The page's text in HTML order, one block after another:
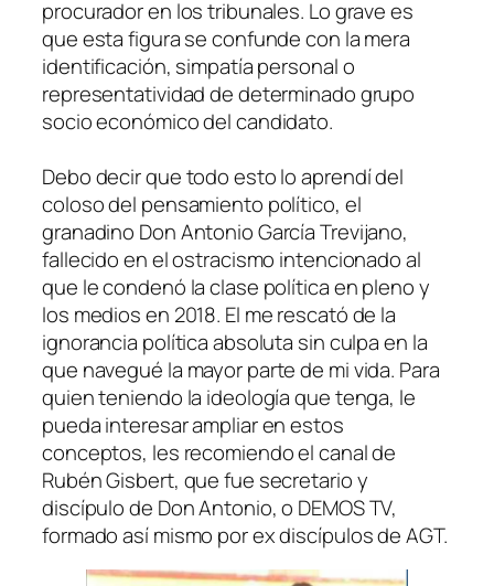
procurador en los tribunales. Lo grave es
que esta figura se confunde con la mera
identificación, simpatía personal o
representatividad de determinado grupo
socio económico del candidato.
Debo decir que todo esto lo aprendí del
coloso del pensamiento político, el
granadino Don Antonio García Trevijano,
fallecido en el ostracismo intencionado al
que le condenó la clase política en pleno y
los medios en 2018. El me rescató de la
ignorancia política absoluta sin culpa en la
que navegué la mayor parte de mi vida. Para
quien teniendo la ideología que tenga, le
pueda interesar ampliar en estos
conceptos, les recomiendo el canal de
Rubén Gisbert, que fue secretario y
discípulo de Don Antonio, o DEMOS TV,
formado así mismo por ex discípulos de AGT.